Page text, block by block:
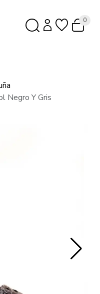
0
Negro Y Gris